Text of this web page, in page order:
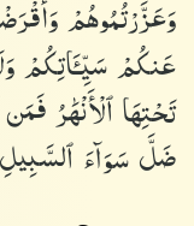
وَعَزَّرْتُمُوهُمْ
عَنكُمْسَيِّـَٔاتِكُمْ
تَحْتِهَاٱلْأَنْهَٰرُ
ضَلَّسَوَآءَٱلسَّبِيلِ